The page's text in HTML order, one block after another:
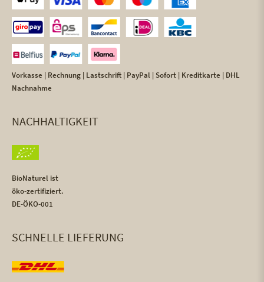
Vorkasse | Rechnung | Lastschrift | PayPal | Sofort | Kreditkarte | DHL
Nachnahme
NACHHALTIGKEIT
BioNaturel ist
öko-zertifiziert.
DE-ÖKO-001
SCHNELLE LIEFERUNG